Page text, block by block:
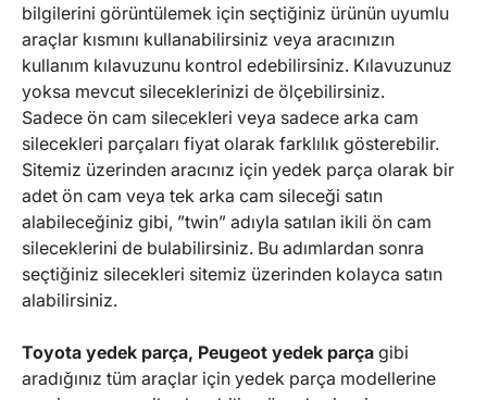
bilgilerini görüntülemek için seçtiğiniz ürünün uyumlu
araçlar kısmını kullanabilirsiniz veya aracınızın
kullanım kılavuzunu kontrol edebilirsiniz. Kılavuzunuz
yoksa mevcut sileceklerinizi de ölçebilirsiniz.
Sadece ön cam silecekleri veya sadece arka cam
silecekleri parçaları fiyat olarak farklılık gösterebilir.
Sitemiz üzerinden aracınız için yedek parça olarak bir
adet ön cam veya tek arka cam sileceği satın
alabileceğiniz gibi, ”twin” adıyla satılan ikili ön cam
sileceklerini de bulabilirsiniz. Bu adımlardan sonra
seçtiğiniz silecekleri sitemiz üzerinden kolayca satın
alabilirsiniz.
Toyota yedek parça, Peugeot yedek parça gibi
aradığınız tüm araçlar için yedek parça modellerine